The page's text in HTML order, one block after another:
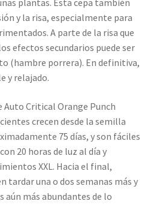
plantas. Esta cepa también
y la risa, especialmente para
A parte de la risa que
efectos secundarios puede ser
(hambre porrera). En definitiva,
y relajado.
Critical Orange Punch
crecen desde la semilla
75 días, y son fáciles
20 horas de luz al día y
XXL. Hacia el final,
tardar una o dos semanas más y
más abundantes de lo